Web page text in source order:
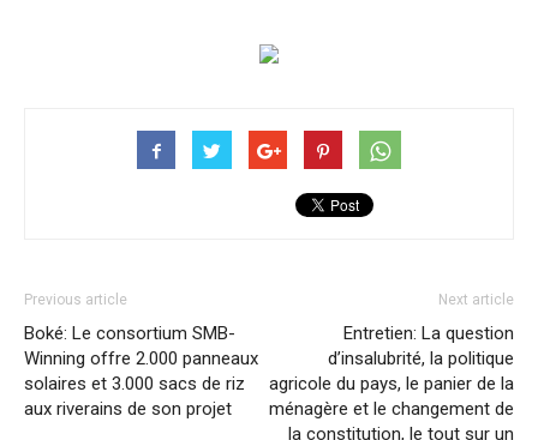
Previous article
Boké: Le consortium SMB-
Winning offre 2.000 panneaux
solaires et 3.000 sacs de riz
aux riverains de son projet
Next article
Entretien: La question
d’insalubrité, la politique
agricole du pays, le panier de la
ménagère et le changement de
la constitution, le tout sur un